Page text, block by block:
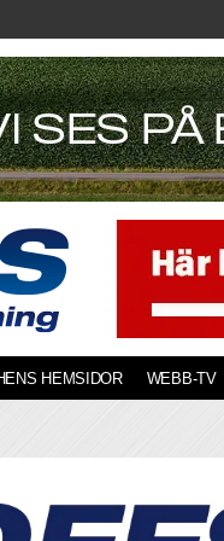
HEMSIDOR WEBB-TV